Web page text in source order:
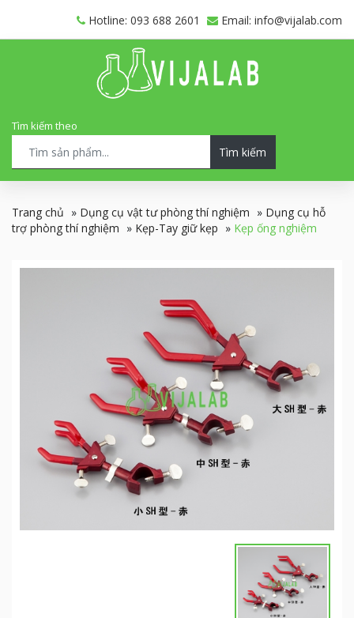
Hotline: 093 688 2601 Email: info@vijalab.com
Tìm kiếm theo
Tìm kiếm
Trang chủ » Dụng cụ vật tư phòng thí nghiệm » Dụng cụ hỗ
trợ phòng thí nghiệm » Kẹp-Tay giữ kẹp » Kẹp ống nghiệm